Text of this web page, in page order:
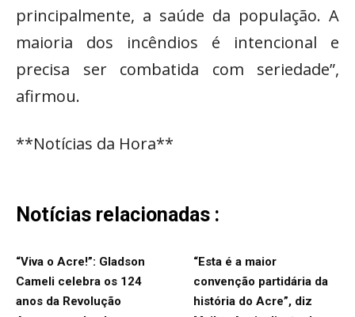
principalmente, a saúde da população. A
maioria dos incêndios é intencional e
precisa ser combatida com seriedade”,
afirmou.
**Notícias da Hora**
Notícias relacionadas :
“Viva o Acre!”: Gladson
Cameli celebra os 124
anos da Revolução
“Esta é a maior
convenção partidária da
história do Acre”, diz